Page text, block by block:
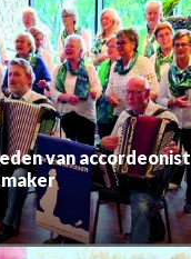
van accordeonist